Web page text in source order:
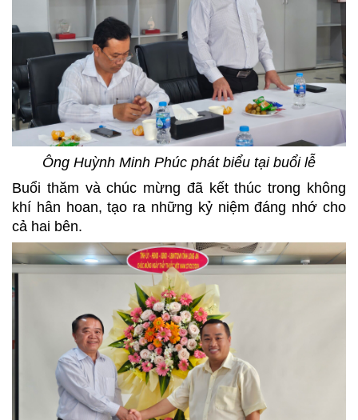
Ông Huỳnh Minh Phúc phát biểu tại buổi lễ
Buổi thăm và chúc mừng đã kết thúc trong không
khí hân hoan, tạo ra những kỷ niệm đáng nhớ cho
cả hai bên.